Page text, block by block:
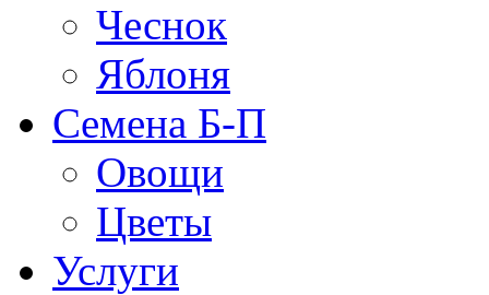
Чеснок
Яблоня
Семена Б-П
Овощи
Цветы
Услуги